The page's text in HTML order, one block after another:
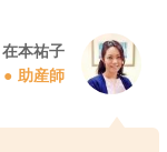
在本祐子
助産師